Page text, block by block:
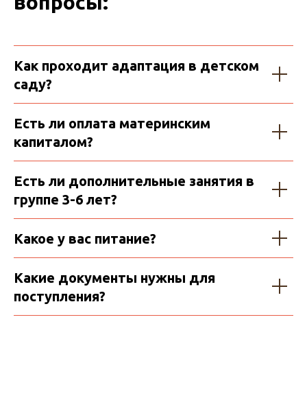
Как проходит адаптация в детском
саду?
Есть ли оплата материнским
капиталом?
Есть ли дополнительные занятия в
группе 3-6 лет?
Какое у вас питание?
Какие документы нужны для
поступления?